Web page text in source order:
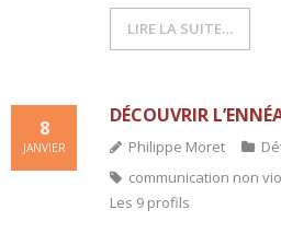
CONTACT
LIRE LA SUITE…
DÉCOUVRIR
8
JANVIER Philippe Moret
communication non
Les 9 profils